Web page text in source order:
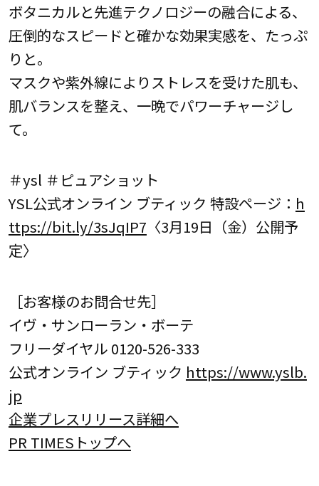
ボタニカルと先進テクノロジーの融合による、
圧倒的なスピードと確かな効果実感を、たっぷ
りと。
マスクや紫外線によりストレスを受けた肌も、
肌バランスを整え、一晩でパワーチャージし
て。
＃ysl ＃ピュアショット
YSL公式オンライン ブティック 特設ページ： h
ttps://bit.ly/3sJqIP7 〈3月19日（金）公開予
定〉
［お客様のお問合せ先］
イヴ・サンローラン・ボーテ
フリーダイヤル 0120-526-333
公式オンライン ブティック https://www.yslb.
jp
企業プレスリリース詳細へ
PR TIMESトップへ